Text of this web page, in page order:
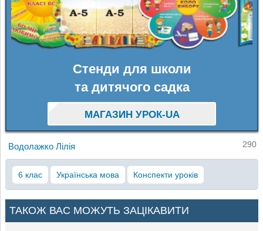
Стенди для школи
та дитячого садка
МАГАЗИН УРОК-UA
Водолажко Лілія 290
6 клас Українська мова Конспекти уроків
ТАКОЖ ВАС МОЖУТЬ ЗАЦІКАВИТИ